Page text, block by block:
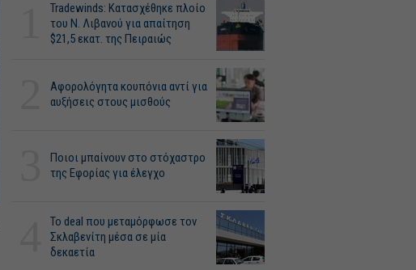
Tradewinds: Κατασχέθηκε πλοίο
του Ν. Λιβανού για απαίτηση
$21,5 εκατ. της Πειραιώς
Αφορολόγητα κουπόνια αντί για
αυξήσεις στους μισθούς
Ποιοι μπαίνουν στο στόχαστρο
της Εφορίας για έλεγχο
Το deal που μεταμόρφωσε τον
Σκλαβενίτη μέσα σε μία
δεκαετία